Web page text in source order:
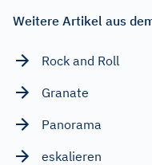
Weitere Artikel aus
Rock and Roll
Granate
Panorama
eskalieren